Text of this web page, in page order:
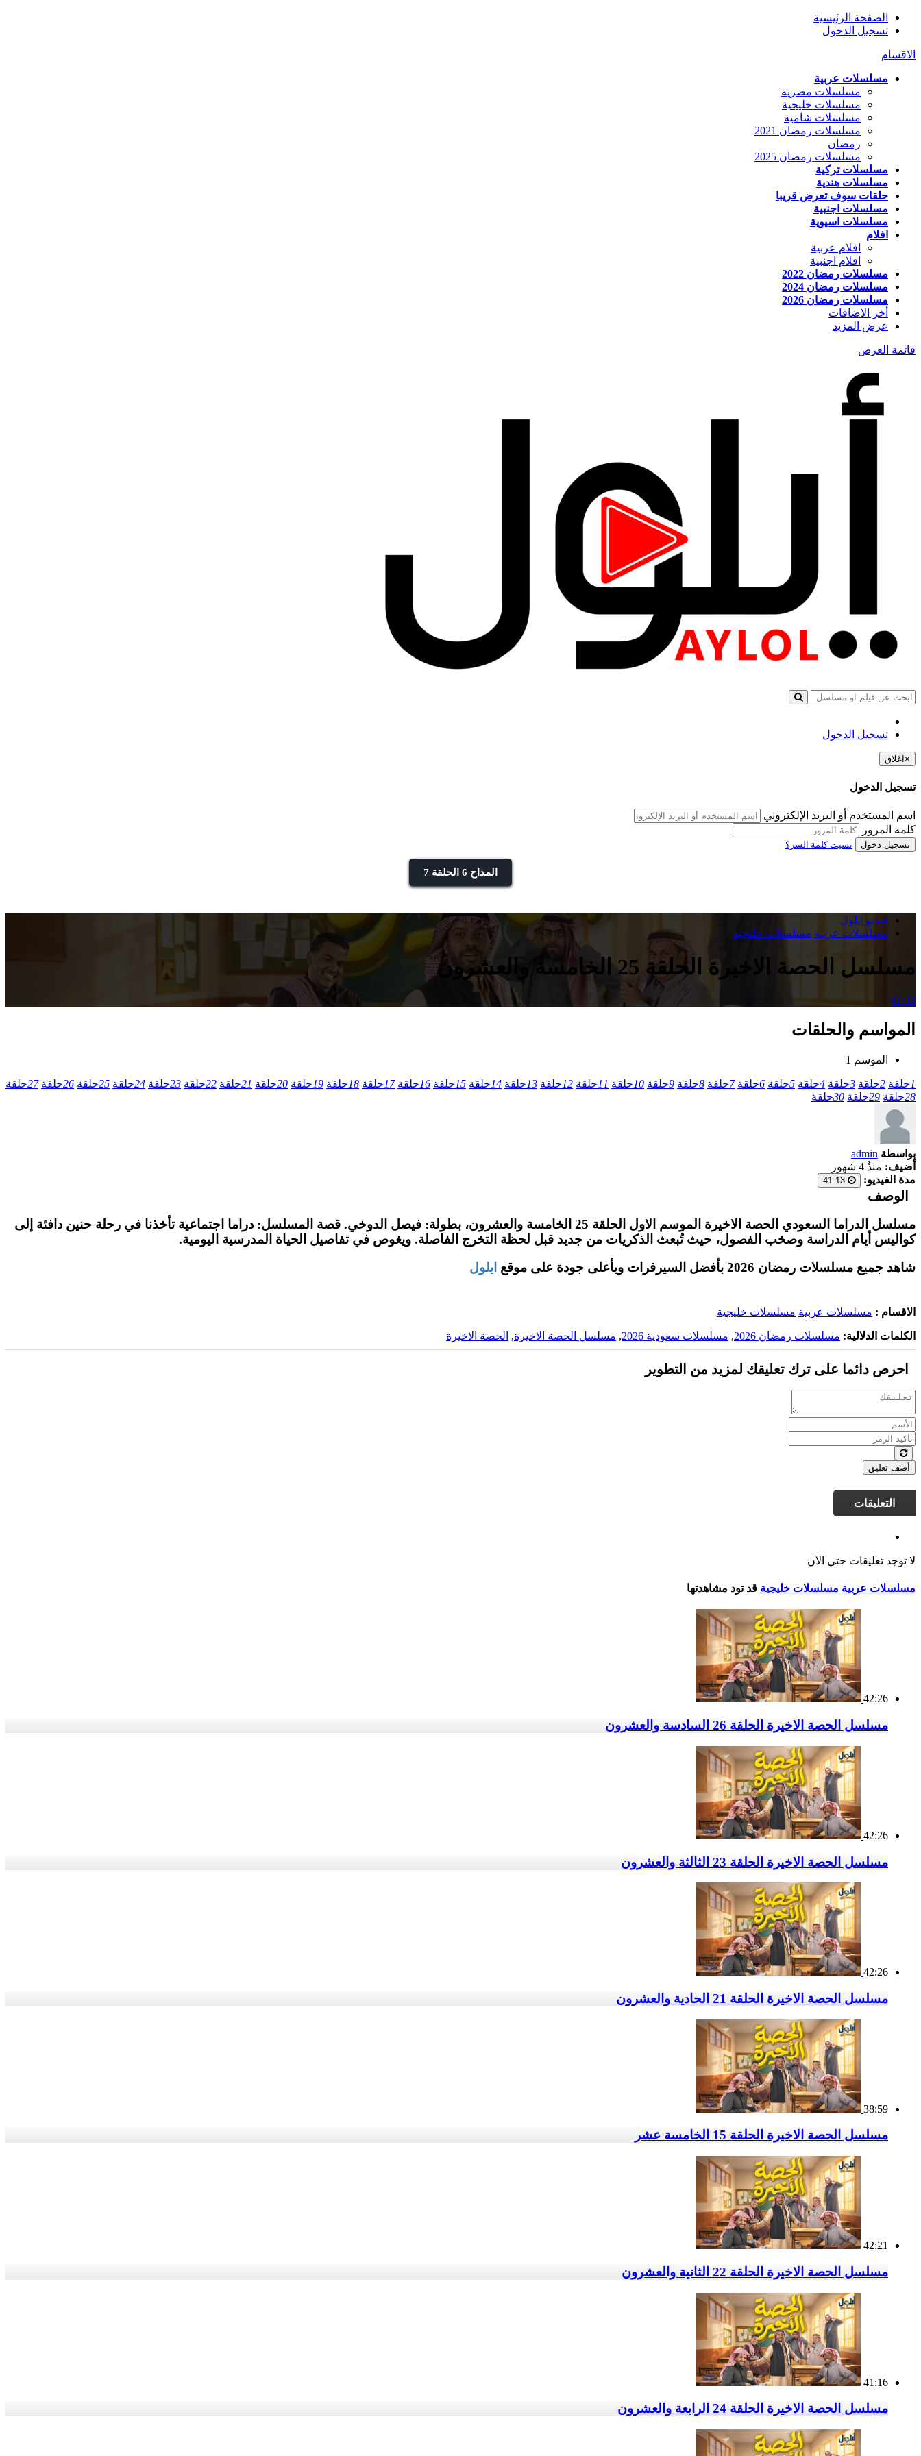
الصفحة الرئيسية
تسجيل الدخول
الاقسام
مسلسلات عربية
مسلسلات مصرية
مسلسلات خليجية
مسلسلات شامية
مسلسلات رمضان 2021
رمضان
مسلسلات رمضان 2025
مسلسلات تركية
مسلسلات هندية
حلقات سوف تعرض قريبا
مسلسلات اجنبية
مسلسلات اسيوية
افلام
افلام عربية
افلام اجنبية
مسلسلات رمضان 2022
مسلسلات رمضان 2024
مسلسلات رمضان 2026
أخر الاضافات
عرض المزيد
قائمة العرض
تسجيل الدخول
× اغلاق
تسجيل الدخول
اسم المستخدم أو البريد الإلكتروني
كلمة المرور
تسجيل دخول نسيت كلمة السر؟
المداح 6 الحلقة 7
فيديو ايلول
مسلسلات عربية مسلسلات خليجية
مسلسل الحصة الاخيرة الحلقة 25 الخامسة والعشرون
41:13
المواسم والحلقات
الموسم 1
1حلقة 2حلقة 3حلقة 4حلقة 5حلقة 6حلقة 7حلقة 8حلقة 9حلقة 10حلقة 11حلقة 12حلقة 13حلقة 14حلقة 15حلقة 16حلقة 17حلقة 18حلقة 19حلقة 20حلقة 21حلقة 22حلقة 23حلقة 24حلقة 25حلقة 26حلقة 27حلقة
28حلقة 29حلقة 30حلقة
بواسطة admin
أضيف: منذُ 4 شهور
مدة الفيديو:
الوصف
مسلسل الدراما السعودي الحصة الاخيرة الموسم الاول الحلقة 25 الخامسة والعشرون، بطولة: فيصل الدوخي. قصة المسلسل: دراما اجتماعية تأخذنا في رحلة حنين دافئة إلى
كواليس أيام الدراسة وصخب الفصول، حيث تُبعث الذكريات من جديد قبل لحظة التخرج الفاصلة. ويغوص في تفاصيل الحياة المدرسية اليومية.
شاهد جميع مسلسلات رمضان 2026 بأفضل السيرفرات وبأعلى جودة على موقع
ايلول
الاقسام : مسلسلات عربية مسلسلات خليجية
الكلمات الدلالية: مسلسلات رمضان 2026 , مسلسلات سعودية 2026 , مسلسل الحصة الاخيرة, الحصة الاخيرة
احرص دائما على ترك تعليقك لمزيد من التطوير
أضف تعليق
التعليقات
لا توجد تعليقات حتي الآن
مسلسلات عربية مسلسلات خليجية قد تود مشاهدتها
42:26
مسلسل الحصة الاخيرة الحلقة 26 السادسة والعشرون
42:26
مسلسل الحصة الاخيرة الحلقة 23 الثالثة والعشرون
42:26
مسلسل الحصة الاخيرة الحلقة 21 الحادية والعشرون
38:59
مسلسل الحصة الاخيرة الحلقة 15 الخامسة عشر
42:21
مسلسل الحصة الاخيرة الحلقة 22 الثانية والعشرون
41:16
مسلسل الحصة الاخيرة الحلقة 24 الرابعة والعشرون